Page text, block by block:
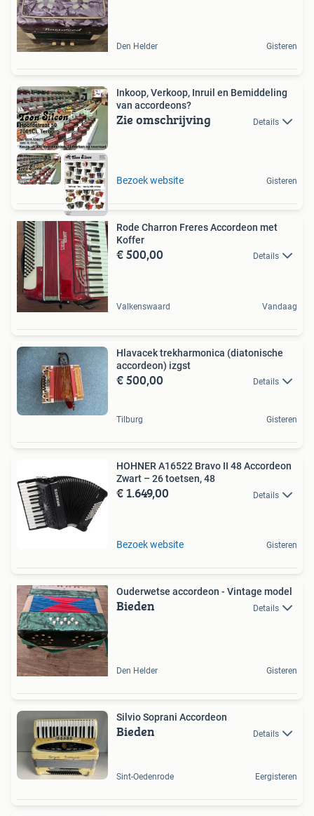
Den Helder Gisteren
Inkoop, Verkoop, Inruil en Bemiddeling
van accordeons?
Zie omschrijving Details
Bezoek website Gisteren
Rode Charron Freres Accordeon met
Koffer
€ 500,00 Details
Valkenswaard Vandaag
Hlavacek trekharmonica (diatonische
accordeon) izgst
€ 500,00 Details
Tilburg Gisteren
HOHNER A16522 Bravo II 48 Accordeon
Zwart – 26 toetsen, 48
€ 1.649,00 Details
Bezoek website Gisteren
Ouderwetse accordeon - Vintage model
Bieden Details
Den Helder Gisteren
Silvio Soprani Accordeon
Bieden Details
Sint-Oedenrode Eergisteren